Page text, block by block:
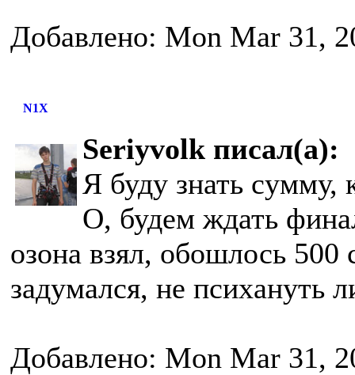
Добавлено: Mon Mar 31,
N1X
Seriyvolk писал(а):
Я буду знать сумму,
О, будем ждать
озона взял, обошлось
задумался, не психануть
Добавлено: Mon Mar 31,